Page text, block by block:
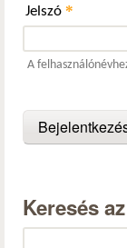
Jelszó *
A
Keresés